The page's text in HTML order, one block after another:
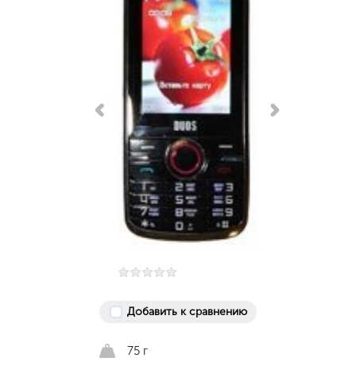
Добавить к сравнению
75 г